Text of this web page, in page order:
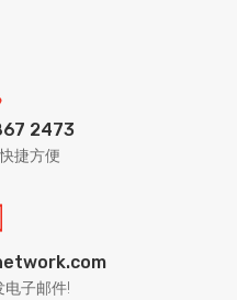
2473
捷方便
电子邮件!